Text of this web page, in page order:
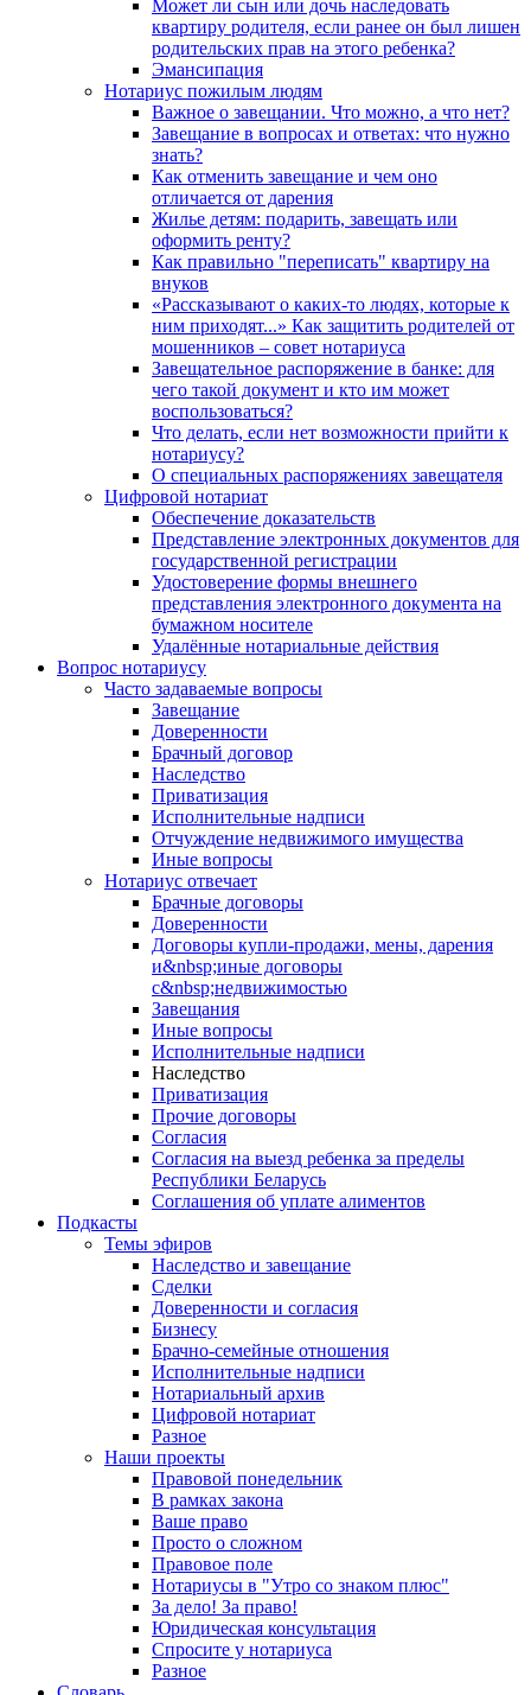
Может ли сын или дочь наследовать
квартиру родителя, если ранее он был лишен
родительских прав на этого ребенка?
Эмансипация
Нотариус пожилым людям
Важное о завещании. Что можно, а что нет?
Завещание в вопросах и ответах: что нужно
знать?
Как отменить завещание и чем оно
отличается от дарения
Жилье детям: подарить, завещать или
оформить ренту?
Как правильно "переписать" квартиру на
внуков
«Рассказывают о каких-то людях, которые к
ним приходят...» Как защитить родителей от
мошенников – совет нотариуса
Завещательное распоряжение в банке: для
чего такой документ и кто им может
воспользоваться?
Что делать, если нет возможности прийти к
нотариусу?
О специальных распоряжениях завещателя
Цифровой нотариат
Обеспечение доказательств
Представление электронных документов для
государственной регистрации
Удостоверение формы внешнего
представления электронного документа на
бумажном носителе
Удалённые нотариальные действия
Вопрос нотариусу
Часто задаваемые вопросы
Завещание
Доверенности
Брачный договор
Наследство
Приватизация
Исполнительные надписи
Отчуждение недвижимого имущества
Иные вопросы
Нотариус отвечает
Брачные договоры
Доверенности
Договоры купли-продажи, мены, дарения
и&nbsp;иные договоры
с&nbsp;недвижимостью
Завещания
Иные вопросы
Исполнительные надписи
Наследство
Приватизация
Прочие договоры
Согласия
Согласия на выезд ребенка за пределы
Республики Беларусь
Соглашения об уплате алиментов
Подкасты
Темы эфиров
Наследство и завещание
Сделки
Доверенности и согласия
Бизнесу
Брачно-семейные отношения
Исполнительные надписи
Нотариальный архив
Цифровой нотариат
Разное
Наши проекты
Правовой понедельник
В рамках закона
Ваше право
Просто о сложном
Правовое поле
Нотариусы в "Утро со знаком плюс"
За дело! За право!
Юридическая консультация
Спросите у нотариуса
Разное